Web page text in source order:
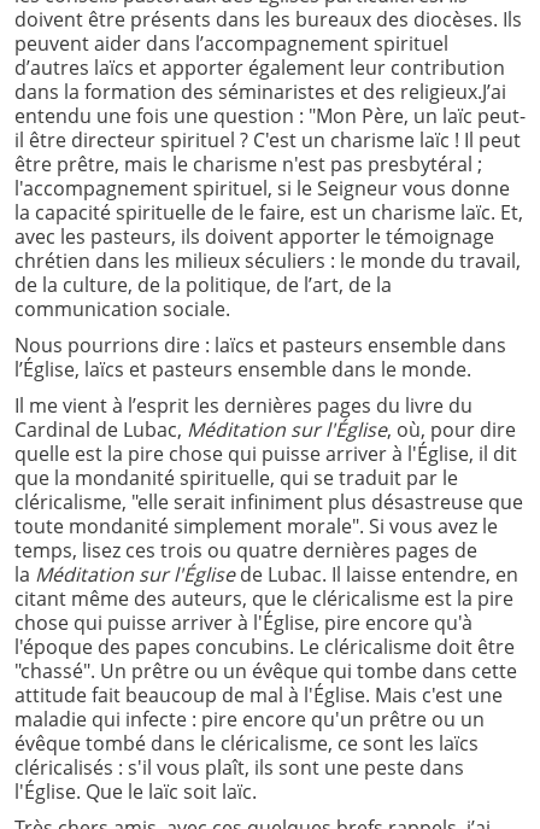
doivent être présents dans les bureaux des diocèses. Ils
peuvent aider dans l’accompagnement spirituel
d’autres laïcs et apporter également leur contribution
dans la formation des séminaristes et des religieux.J’ai
entendu une fois une question : "Mon Père, un laïc peut-
il être directeur spirituel ? C'est un charisme laïc ! Il peut
être prêtre, mais le charisme n'est pas presbytéral ;
l'accompagnement spirituel, si le Seigneur vous donne
la capacité spirituelle de le faire, est un charisme laïc. Et,
avec les pasteurs, ils doivent apporter le témoignage
chrétien dans les milieux séculiers : le monde du travail,
de la culture, de la politique, de l’art, de la
communication sociale.
Nous pourrions dire : laïcs et pasteurs ensemble dans
l’Église, laïcs et pasteurs ensemble dans le monde.
Il me vient à l’esprit les dernières pages du livre du
Cardinal de Lubac, Méditation sur l'Église, où, pour dire
quelle est la pire chose qui puisse arriver à l'Église, il dit
que la mondanité spirituelle, qui se traduit par le
cléricalisme, "elle serait infiniment plus désastreuse que
toute mondanité simplement morale". Si vous avez le
temps, lisez ces trois ou quatre dernières pages de
la Méditation sur l'Églisede Lubac. Il laisse entendre, en
citant même des auteurs, que le cléricalisme est la pire
chose qui puisse arriver à l'Église, pire encore qu'à
l'époque des papes concubins. Le cléricalisme doit être
"chassé". Un prêtre ou un évêque qui tombe dans cette
attitude fait beaucoup de mal à l'Église. Mais c'est une
maladie qui infecte : pire encore qu'un prêtre ou un
évêque tombé dans le cléricalisme, ce sont les laïcs
cléricalisés : s'il vous plaît, ils sont une peste dans
l'Église. Que le laïc soit laïc.